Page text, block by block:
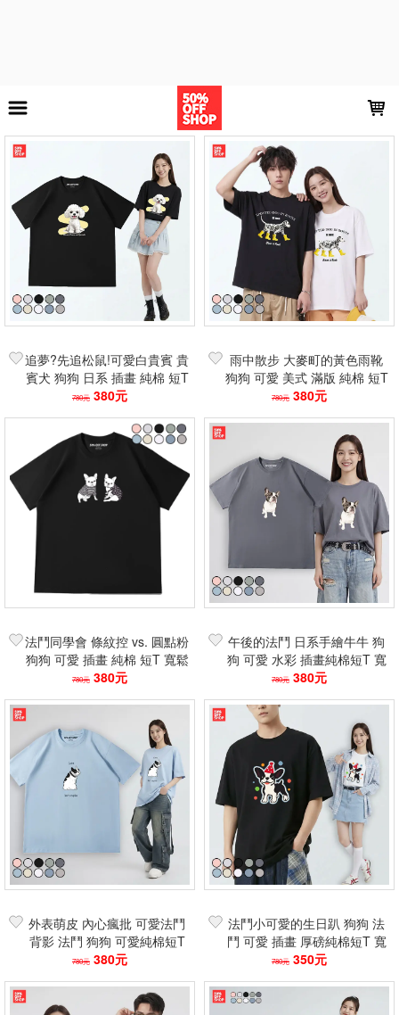
上架時間 銷售件數 銷售價格
樣式尺寸篩選
全部樣式 白 黑 奶杏
天藍
海鷗灰 灰藍 高級灰
薄荷綠
鐵灰
全部尺寸 L
XL
XXL
3XL 4XL
現貨商品
追夢?先追松鼠!可愛白貴賓 貴
賓犬 狗狗 日系 插畫 純棉 短T
寬鬆 落肩 男女短T 情侶裝
780元 380元
雨中散步 大麥町的黃色雨靴
狗狗 可愛 美式 滿版 純棉 短T
寬鬆 落肩 中性上衣
780元 380元
法鬥同學會 條紋控 vs. 圓點粉
狗狗 可愛 插畫 純棉 短T 寬鬆
落肩 中性上衣
780元 380元
午後的法鬥 日系手繪牛牛 狗
狗 可愛 水彩 插畫純棉短T 寬
鬆落肩 男女短袖上衣
780元 380元
外表萌皮 內心瘋批 可愛法鬥
背影 法鬥 狗狗 可愛純棉短T
男女短袖上衣
780元 380元
法鬥小可愛的生日趴 狗狗 法
鬥 可愛 插畫 厚磅純棉短T 寬
鬆落肩中性短袖上衣
780元 350元